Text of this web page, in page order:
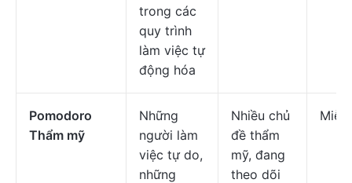
trong các
quy trình
làm việc tự
động hóa
Pomodoro
Thẩm mỹ
Những
người làm
việc tự do,
những
Nhiều chủ
đề thẩm
mỹ, đang
theo dõi
Miễn